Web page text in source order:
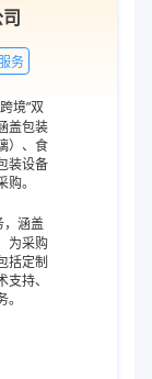
务
境”双
盖包装
）、食
装设备
。
，涵盖
为采购
括定制
持、